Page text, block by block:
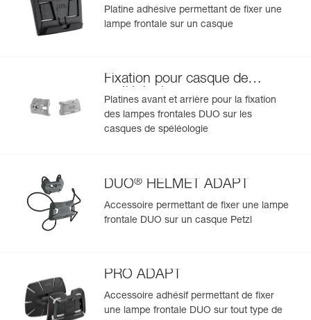
Platine adhésive permettant de fixer une
lampe frontale sur un casque
Fixation pour casque de
spéléologie
Platines avant et arrière pour la fixation
des lampes frontales DUO sur les
casques de spéléologie
DUO® HELMET ADAPT
Accessoire permettant de fixer une lampe
frontale DUO sur un casque Petzl
PRO ADAPT
Accessoire adhésif permettant de fixer
une lampe frontale DUO sur tout type de